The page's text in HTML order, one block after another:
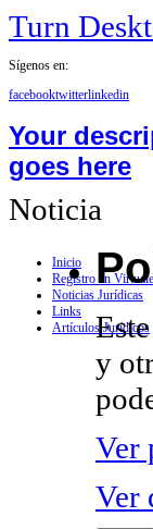
Turn
Sígenos en:
facebooktwitterlinkedin
Your
goes here
Inicio
Registro en
Noticias Jurídicas
Links
Artículos Jurídicos
Noticia
y
Ver
Ver